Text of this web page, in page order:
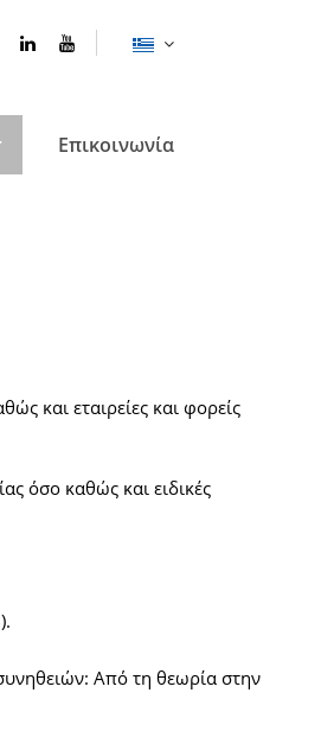
Επικοινωνία
και εταιρείες και φορείς
όσο καθώς και ειδικές
Από τη θεωρία στην